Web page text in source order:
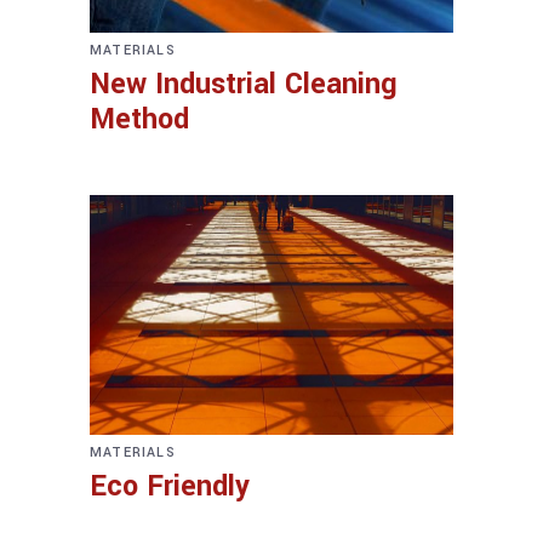
MATERIALS
New Industrial Cleaning
Method
MATERIALS
Eco Friendly